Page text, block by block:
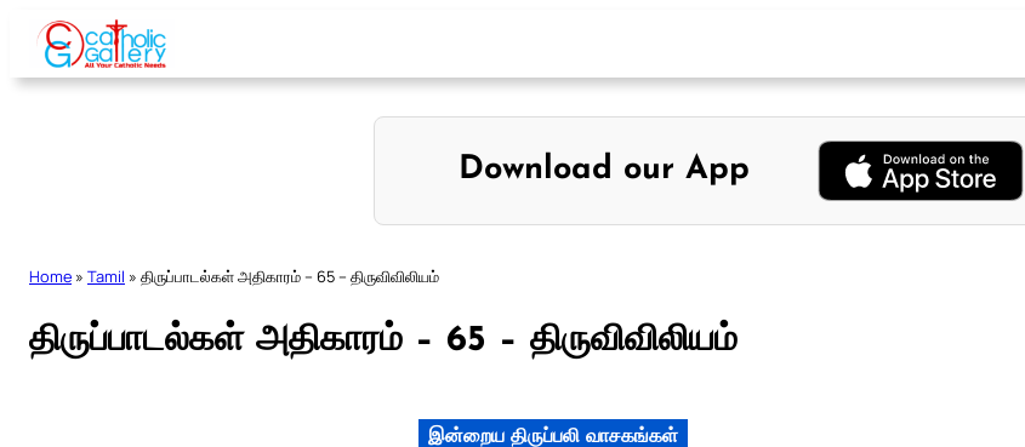
Skip
content
Download our App
Home » Tamil » திருப்பாடல்கள் அதிகாரம் – 65 – திருவிவிலியம்
திருப்பாடல்கள் அதிகாரம் – 65 – திருவிவிலியம்
இன்றைய திருப்பலி வாசகங்கள்